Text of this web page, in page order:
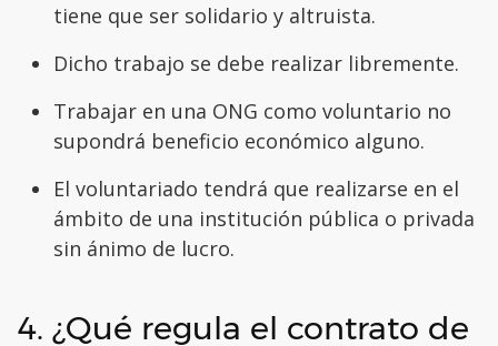
tiene que ser solidario y altruista.
Dicho trabajo se debe realizar libremente.
Trabajar en una ONG como voluntario no
supondrá beneficio económico alguno.
El voluntariado tendrá que realizarse en el
ámbito de una institución pública o privada
sin ánimo de lucro.
4. ¿Qué regula el contrato de